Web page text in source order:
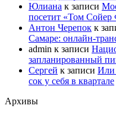
Юлиана к записи
посетит «Том Сойер
Антон Черепок к
Самаре: онлайн-
admin к записи
запланированный
Сергей к записи Или
сок у себя в квартале
Архивы